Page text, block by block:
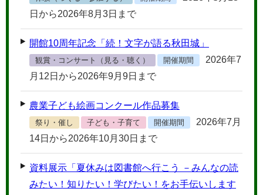
日から2026年8月3日まで
開館10周年記念「続！文字が語る秋田城」
観賞・コンサート（見る・聴く） 開催期間
2026年7
月12日から2026年9月9日まで
農業子ども絵画コンクール作品募集
祭り・催し 子ども・子育て 開催期間
2026年7月
14日から2026年10月30日まで
資料展示「夏休みは図書館へ行こう －みんなの読
みたい！知りたい！学びたい！をお手伝いします